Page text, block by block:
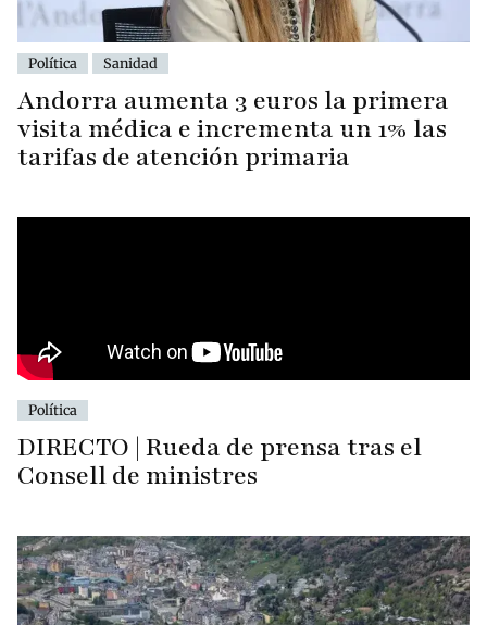
Política Sanidad
Andorra aumenta 3 euros la primera
visita médica e incrementa un 1% las
tarifas de atención primaria
Política
DIRECTO | Rueda de prensa tras el
Consell de ministres